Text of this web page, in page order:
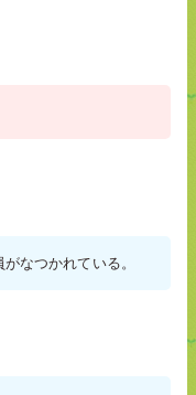
なつかれている。